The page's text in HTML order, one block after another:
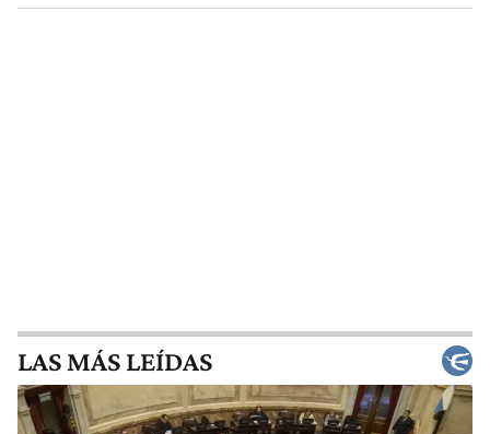
LAS MÁS LEÍDAS